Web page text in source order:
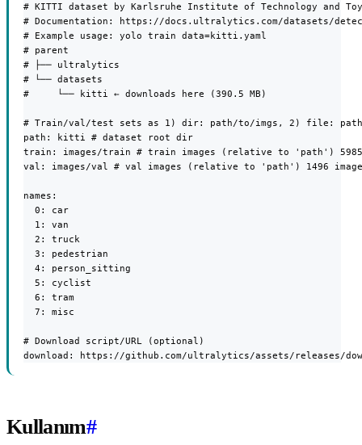
# KITTI dataset by Karlsruhe Institute of Technology and
# Documentation: https://docs.ultralytics.com/datasets/
# Example usage: yolo train data=kitti.yaml
# parent
# ├── ultralytics
# └── datasets
#     └── kitti ← downloads here (390.5 MB)
# Train/val/test sets as 1) dir: path/to/imgs, 2) file:
path: kitti # dataset root dir
train: images/train # train images (relative to 'path') 5985
val: images/val # val images (relative to 'path') 1496
names:
  0: car
  1: van
  2: truck
  3: pedestrian
  4: person_sitting
  5: cyclist
  6: tram
  7: misc
# Download script/URL (optional)
download: https://github.com/ultralytics/assets/releases/
Kullanım#